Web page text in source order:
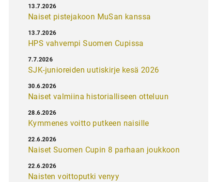
Naiset pistejakoon MuSan kanssa
13.7.2026
HPS vahvempi Suomen Cupissa
13.7.2026
SJK-junioreiden uutiskirje kesä 2026
7.7.2026
Naiset valmiina historialliseen otteluun
30.6.2026
Kymmenes voitto putkeen naisille
28.6.2026
Naiset Suomen Cupin 8 parhaan joukkoon
22.6.2026
Naisten voittoputki venyy
22.6.2026